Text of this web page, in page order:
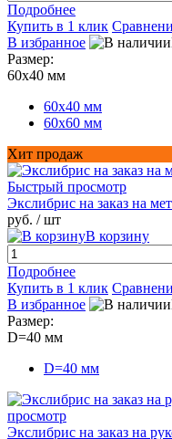
Подробнее
Купить в 1 клик
В избранное
Размер:
60х40 мм
60х40 мм
60х60 мм
Хит продаж
Быстрый просмотр
Экслибрис на заказ на
руб. / шт
В корзину
Подробнее
Купить в 1 клик
В избранное
Размер:
D=40 мм
D=40 мм
просмотр
Экслибрис на заказ на